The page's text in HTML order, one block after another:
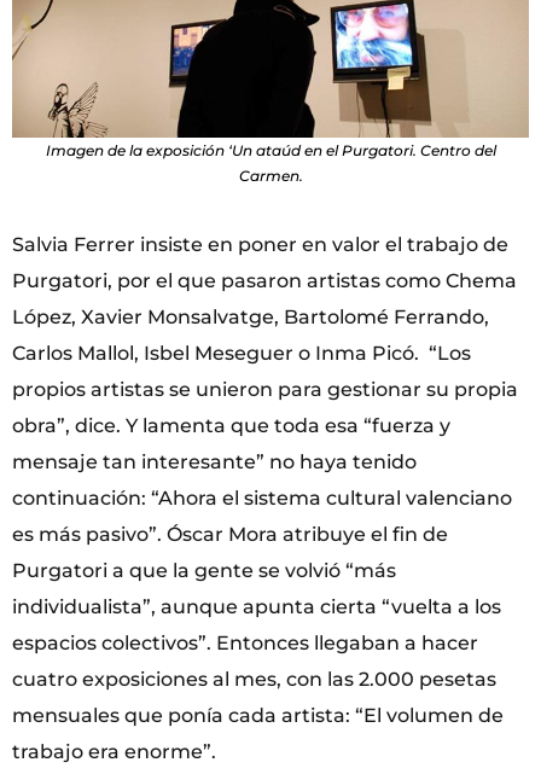
Imagen de la exposición ‘Un ataúd en el Purgatori. Centro del
Carmen.
Salvia Ferrer insiste en poner en valor el trabajo de
Purgatori, por el que pasaron artistas como Chema
López, Xavier Monsalvatge, Bartolomé Ferrando,
Carlos Mallol, Isbel Meseguer o Inma Picó. “Los
propios artistas se unieron para gestionar su propia
obra”, dice. Y lamenta que toda esa “fuerza y
mensaje tan interesante” no haya tenido
continuación: “Ahora el sistema cultural valenciano
es más pasivo”. Óscar Mora atribuye el fin de
Purgatori a que la gente se volvió “más
individualista”, aunque apunta cierta “vuelta a los
espacios colectivos”. Entonces llegaban a hacer
cuatro exposiciones al mes, con las 2.000 pesetas
mensuales que ponía cada artista: “El volumen de
trabajo era enorme”.